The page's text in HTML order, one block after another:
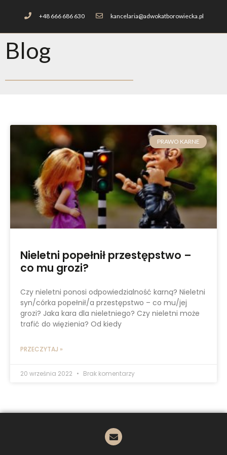
+48 666 686 630 kancelaria@adwokatborowiecka.pl
Blog
PRAWO KARNE
Nieletni popełnił przestępstwo –
co mu grozi?
Czy nieletni ponosi odpowiedzialność karną? Nieletni
syn/córka popełnił/a przestępstwo – co mu/jej
grozi? Jaka kara dla nieletniego? Czy nieletni może
trafić do więzienia? Od kiedy
PRZECZYTAJ »
20 września 2022 Brak komentarzy